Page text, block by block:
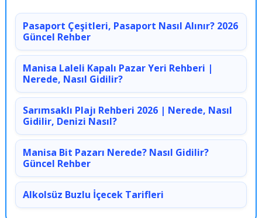
Pasaport Çeşitleri, Pasaport Nasıl Alınır? 2026
Güncel Rehber
Manisa Laleli Kapalı Pazar Yeri Rehberi |
Nerede, Nasıl Gidilir?
Sarımsaklı Plajı Rehberi 2026 | Nerede, Nasıl
Gidilir, Denizi Nasıl?
Manisa Bit Pazarı Nerede? Nasıl Gidilir?
Güncel Rehber
Alkolsüz Buzlu İçecek Tarifleri